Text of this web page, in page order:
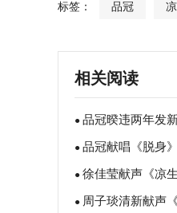
标签： 品冠
相关阅读
● 品冠暌违两年发
杰群星齐贺
● 品冠献唱《脱身
陈坤心路历程
● 徐佳莹献声《凉
● 周子琰清新献声